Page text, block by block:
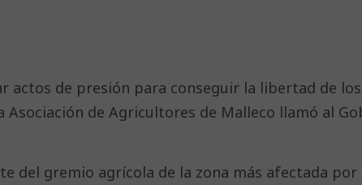
actos de presión para conseguir la libertad de los
de Agricultores de Malleco llamó al
del gremio agrícola de la zona más afectada por